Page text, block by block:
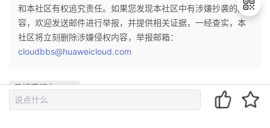
和本社区有权追究责任。如果您发现本社区中有涉嫌抄袭的内
容，欢迎发送邮件进行举报，并提供相关证据，一经查实，本
社区将立刻删除涉嫌侵权内容，举报邮箱：
cloudbbs@huaweicloud.com
云搜索服务 CSS